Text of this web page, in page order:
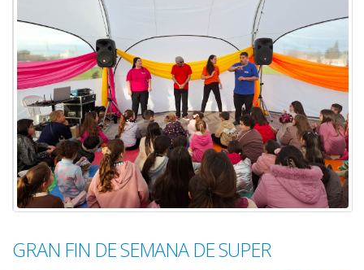
GRAN FIN DE SEMANA DE SUPER